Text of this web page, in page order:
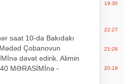
saat 10-da Bakıdakı
Çobanovun
dəvət edirik. Alimin
MƏRASİMİnə -
19:30
22:27
21:26
20:16